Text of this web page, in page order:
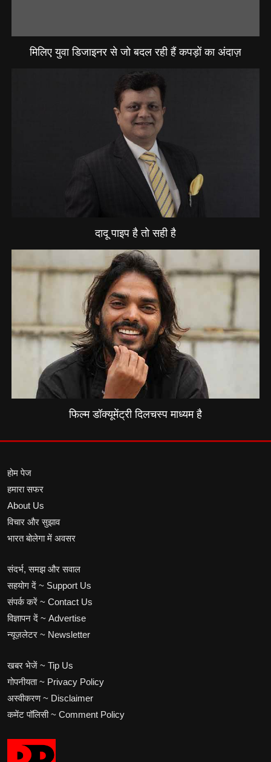
मिलिए युवा डिजाइनर से जो बदल रही हैं कपड़ों का अंदाज़
दादू पाइप है तो सही है
फिल्म डॉक्यूमेंट्री दिलचस्प माध्यम है
होम पेज
हमारा सफर
About Us
विचार और सुझाव
भारत बोलेगा में अवसर
संदर्भ, समझ और सवाल
सहयोग दें ~ Support Us
संपर्क करें ~ Contact Us
विज्ञापन दें ~ Advertise
न्यूज़लेटर ~ Newsletter
खबर भेजें ~ Tip Us
गोपनीयता ~ Privacy Policy
अस्वीकरण ~ Disclaimer
कमेंट पॉलिसी ~ Comment Policy